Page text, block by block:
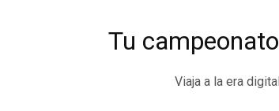
Tu
Viaja a la era